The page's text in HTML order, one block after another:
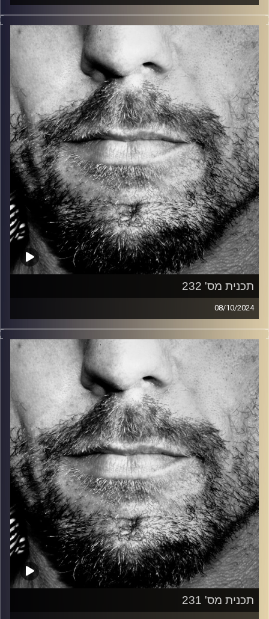
זיפים, מוזיקה מחוספסת של הופעות חיות. הרבה ג'אם, רוק,
בלוז, bluegrass, ג'אז, Fאנק, פרוגרסיב ואפילו אלקטרוניקה.
כל מה שחי, אמיתי ונושם.
עם שמוליק רגב.
קרדיט תמונות: David Goehring
תכנית מס' 232
08/10/2024
זיפים, מוזיקה מחוספסת של הופעות חיות. הרבה ג'אם, רוק,
בלוז, bluegrass, ג'אז, Fאנק, פרוגרסיב ואפילו אלקטרוניקה.
כל מה שחי, אמיתי ונושם.
עם שמוליק רגב.
קרדיט תמונות: David Goehring
תכנית מס' 231